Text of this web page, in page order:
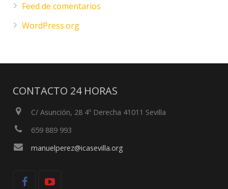
Feed de comentarios
WordPress.org
CONTACTO 24 HORAS
C/ Asunción, 28 4º Derecha 41011 Sevilla
659 889 993
manuelperez@icasevilla.org